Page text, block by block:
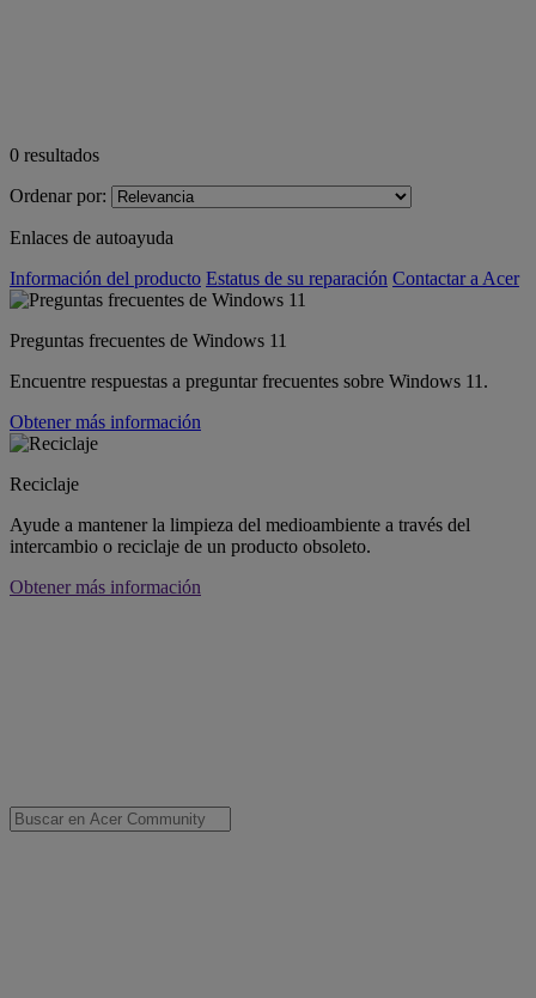
0 resultados
Ordenar por:
Enlaces de autoayuda
Información del producto Estatus de su reparación Contactar a Acer
Preguntas frecuentes de Windows 11
Encuentre respuestas a preguntar frecuentes sobre Windows 11.
Obtener más información
Reciclaje
Ayude a mantener la limpieza del medioambiente a través del
intercambio o reciclaje de un producto obsoleto.
Obtener más información